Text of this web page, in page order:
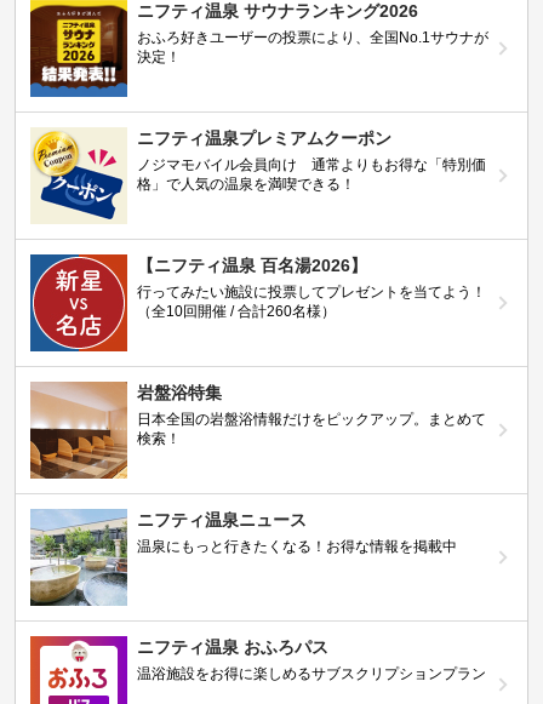
ニフティ温泉 サウナランキング2026
おふろ好きユーザーの投票により、全国No.1サウナが
決定！
ニフティ温泉プレミアムクーポン
ノジマモバイル会員向け 通常よりもお得な「特別価
格」で人気の温泉を満喫できる！
【ニフティ温泉 百名湯2026】
行ってみたい施設に投票してプレゼントを当てよう！
（全10回開催 / 合計260名様）
岩盤浴特集
日本全国の岩盤浴情報だけをピックアップ。まとめて
検索！
ニフティ温泉ニュース
温泉にもっと行きたくなる！お得な情報を掲載中
ニフティ温泉 おふろパス
温浴施設をお得に楽しめるサブスクリプションプラン